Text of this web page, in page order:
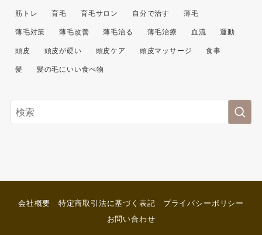
筋トレ 育毛 育毛サロン 自分で治す 薄毛
薄毛対策 薄毛改善 薄毛治る 薄毛治療 血流 運動
頭皮 頭皮が硬い 頭皮ケア 頭皮マッサージ 食事
髪 髪の毛にいい食べ物
会社概要 特定商取引法に基づく表記
プライバシーポリシー
お問い合わせ